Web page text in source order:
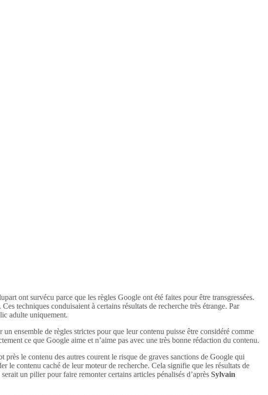
ont survécu parce que les règles Google ont été faites pour être transgressées.
techniques conduisaient à certains résultats de recherche très étrange. Par
adulte uniquement.
ensemble de règles strictes pour que leur contenu puisse être considéré comme
ce que Google aime et n’aime pas avec une très bonne rédaction du contenu.
le contenu des autres courent le risque de graves sanctions de Google qui
le contenu caché de leur moteur de recherche. Cela signifie que les résultats de
serait un pilier pour faire remonter certains articles pénalisés d’après Sylvain